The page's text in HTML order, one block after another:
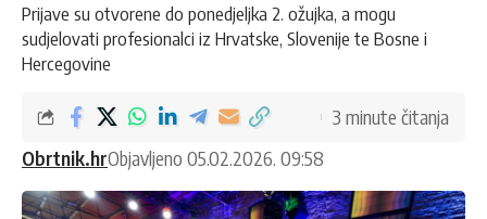
Prijave su otvorene do ponedjeljka 2. ožujka, a mogu
sudjelovati profesionalci iz Hrvatske, Slovenije te Bosne i
Hercegovine
Obrtnik.hrObjavljeno 05.02.2026. 09:58
3 minute čitanja